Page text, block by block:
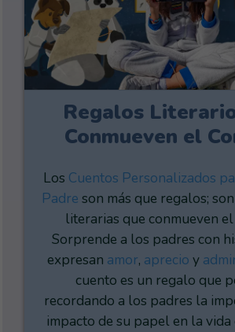
Regalos
Conmueven el
Los Cuentos Personalizados
Padre son más que regalos;
literarias que conmueven
Sorprende a los padres con
expresan amor, aprecio y
cuento es un regalo que
recordando a los padres la
impacto de su papel en la vida